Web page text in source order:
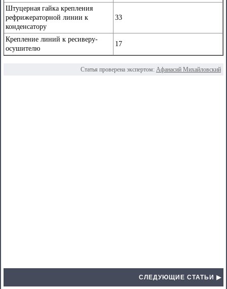
Штуцерная гайка крепления
рефрижераторной линии к
конденсатору
33
Крепление линий к ресиверу-
осушителю
17
Статья проверена экспертом: Афанасий Михайловский
СЛЕДУЮЩИЕ СТАТЬИ ▶